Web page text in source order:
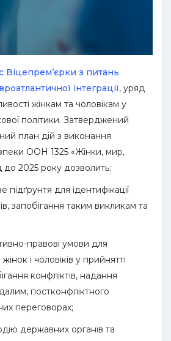
Віцепрем’єрки з питань
інтеграції, уряд
жінкам та чоловікам у
політики. Затверджений
план дій з виконання
ООН 1325 «Жінки, мир,
до 2025 року дозволить:
підґрунтя для ідентифікації
запобігання таким викликам та
правові умови для
і чоловіків у прийнятті
конфліктів, надання
постконфліктного
переговорах;
державних органів та